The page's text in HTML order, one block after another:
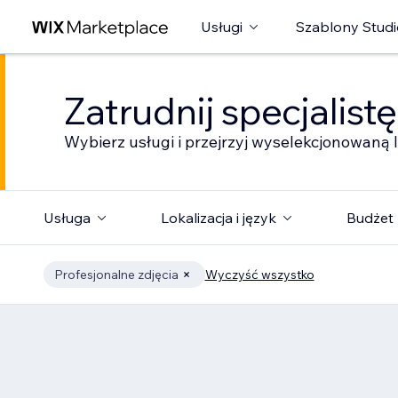
Usługi Szablony
Zatrudnij
Wybierz usługi i przejrzyj
Usługa Lokalizacja i język Budżet
Profesjonalne zdjęcia Wyczyść wszystko